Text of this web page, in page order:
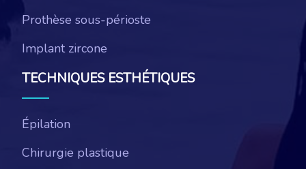
Prothèse sous-périoste
Implant zircone
TECHNIQUES ESTHÉTIQUES
Épilation
Chirurgie plastique